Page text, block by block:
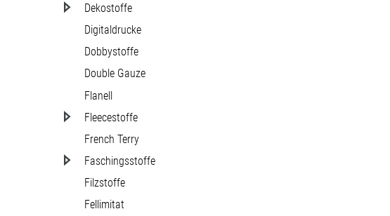
Dekostoffe
Digitaldrucke
Dobbystoffe
Double Gauze
Flanell
Fleecestoffe
French Terry
Faschingsstoffe
Filzstoffe
Fellimitat